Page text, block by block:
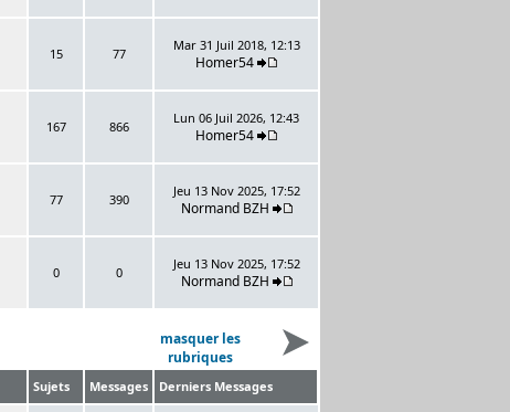
15 77
Mar 31 Juil 2018, 12:13
Homer54
167 866
Lun 06 Juil 2026, 12:43
Homer54
77 390
Jeu 13 Nov 2025, 17:52
Normand BZH
0 0
Jeu 13 Nov 2025, 17:52
Normand BZH
masquer les
rubriques
Sujets Messages Derniers Messages